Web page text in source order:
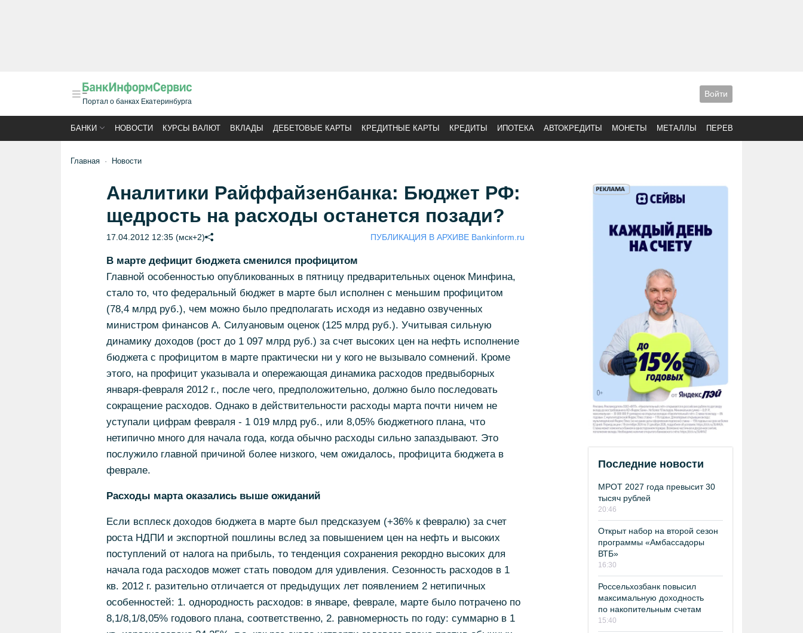
Портал о банках Екатеринбурга
Войти
БАНКИ НОВОСТИ КУРСЫ ВАЛЮТ ВКЛАДЫ ДЕБЕТОВЫЕ КАРТЫ КРЕДИТНЫЕ КАРТЫ КРЕДИТЫ ИПОТЕКА АВТОКРЕДИТЫ МОНЕТЫ МЕТАЛЛЫ ПЕРЕВОДЫ
Главная Новости
Аналитики Райффайзенбанка: Бюджет РФ:
щедрость на расходы останется позади?
17.04.2012 12:35 (мск+2) ПУБЛИКАЦИЯ В АРХИВЕ Bankinform.ru
В марте дефицит бюджета сменился профицитом
Главной особенностью опубликованных в пятницу предварительных оценок Минфина,
стало то, что федеральный бюджет в марте был исполнен с меньшим профицитом
(78,4 млрд руб.), чем можно было предполагать исходя из недавно озвученных
министром финансов А. Силуановым оценок (125 млрд руб.). Учитывая сильную
динамику доходов (рост до 1 097 млрд руб.) за счет высоких цен на нефть исполнение
бюджета с профицитом в марте практически ни у кого не вызывало сомнений. Кроме
этого, на профицит указывала и опережающая динамика расходов предвыборных
января-февраля 2012 г., после чего, предположительно, должно было последовать
сокращение расходов. Однако в действительности расходы марта почти ничем не
уступали цифрам февраля - 1 019 млрд руб., или 8,05% бюджетного плана, что
нетипично много для начала года, когда обычно расходы сильно запаздывают. Это
послужило главной причиной более низкого, чем ожидалось, профицита бюджета в
феврале.
Расходы марта оказались выше ожиданий
Если всплеск доходов бюджета в марте был предсказуем (+36% к февралю) за счет
роста НДПИ и экспортной пошлины вслед за повышением цен на нефть и высоких
поступлений от налога на прибыль, то тенденция сохранения рекордно высоких для
начала года расходов может стать поводом для удивления. Сезонность расходов в 1
кв. 2012 г. разительно отличается от предыдущих лет появлением 2 нетипичных
особенностей: 1. однородность расходов: в январе, феврале, марте было потрачено по
8,1/8,1/8,05% годового плана, соответственно, 2. равномерность по году: суммарно в 1
Последние новости
МРОТ 2027 года превысит 30
тысяч рублей
20:46
Открыт набор на второй сезон
программы «Амбассадоры
ВТБ»
16:30
Россельхозбанк повысил
максимальную доходность
по накопительным счетам
15:40